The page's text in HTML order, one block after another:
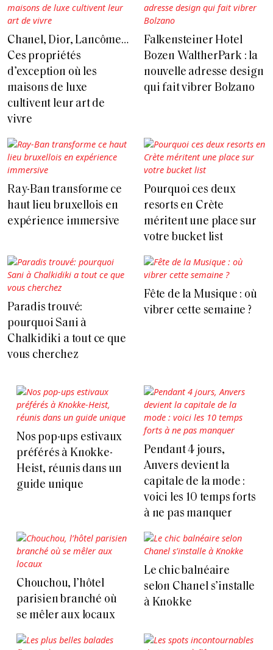
Chanel, Dior, Lancôme…
Ces propriétés
d’exception où les
maisons de luxe
cultivent leur art de
vivre
Falkensteiner Hotel
Bozen WaltherPark : la
nouvelle adresse design
qui fait vibrer Bolzano
Ray-Ban transforme ce
haut lieu bruxellois en
expérience immersive
Pourquoi ces deux
resorts en Crète
méritent une place sur
votre bucket list
Paradis trouvé:
pourquoi Sani à
Chalkidiki a tout ce que
vous cherchez
Fête de la Musique : où
vibrer cette semaine ?
Nos pop-ups estivaux
préférés à Knokke-
Heist, réunis dans un
guide unique
Pendant 4 jours,
Anvers devient la
capitale de la mode :
voici les 10 temps forts
à ne pas manquer
Chouchou, l’hôtel
parisien branché où
se mêler aux locaux
Le chic balnéaire
selon Chanel s’installe
à Knokke